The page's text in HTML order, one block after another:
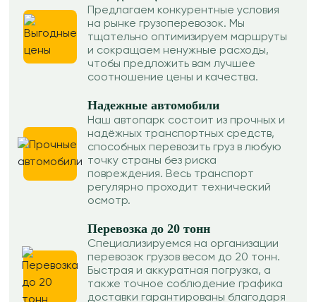
Предлагаем конкурентные условия
на рынке грузоперевозок. Мы
тщательно оптимизируем маршруты
и сокращаем ненужные расходы,
чтобы предложить вам лучшее
соотношение цены и качества.
Надежные автомобили
Наш автопарк состоит из прочных и
надёжных транспортных средств,
способных перевозить груз в любую
точку страны без риска
повреждения. Весь транспорт
регулярно проходит технический
осмотр.
Перевозка до 20 тонн
Специализируемся на организации
перевозок грузов весом до 20 тонн.
Быстрая и аккуратная погрузка, а
также точное соблюдение графика
доставки гарантированы благодаря